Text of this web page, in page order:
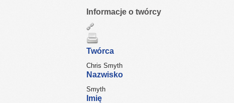
Informacje o twórcy
Twórca
Chris Smyth
Nazwisko
Smyth
Imię